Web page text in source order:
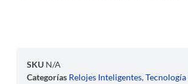
SKU N/A
Categorías Relojes Inteligentes,Tecnología